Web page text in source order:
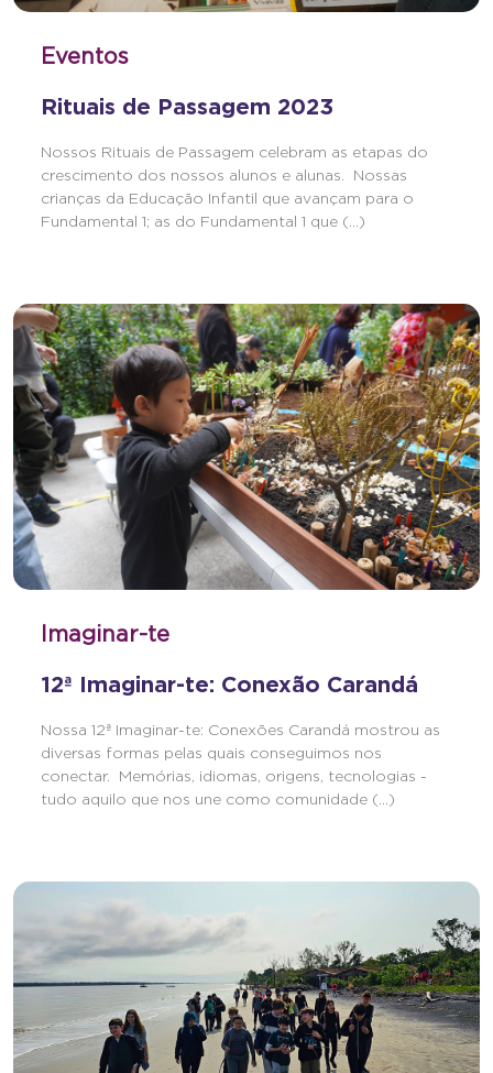
Eventos
Rituais de Passagem 2023
Nossos Rituais de Passagem celebram as etapas do
crescimento dos nossos alunos e alunas. Nossas
crianças da Educação Infantil que avançam para o
Fundamental 1; as do Fundamental 1 que (...)
Imaginar-te
12ª Imaginar-te: Conexão Carandá
Nossa 12ª Imaginar-te: Conexões Carandá mostrou as
diversas formas pelas quais conseguimos nos
conectar. Memórias, idiomas, origens, tecnologias -
tudo aquilo que nos une como comunidade (...)